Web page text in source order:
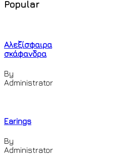
Popular
Αλεξίσφαιρα
σκάφανδρα
By
Administrator
Earings
By
Administrator